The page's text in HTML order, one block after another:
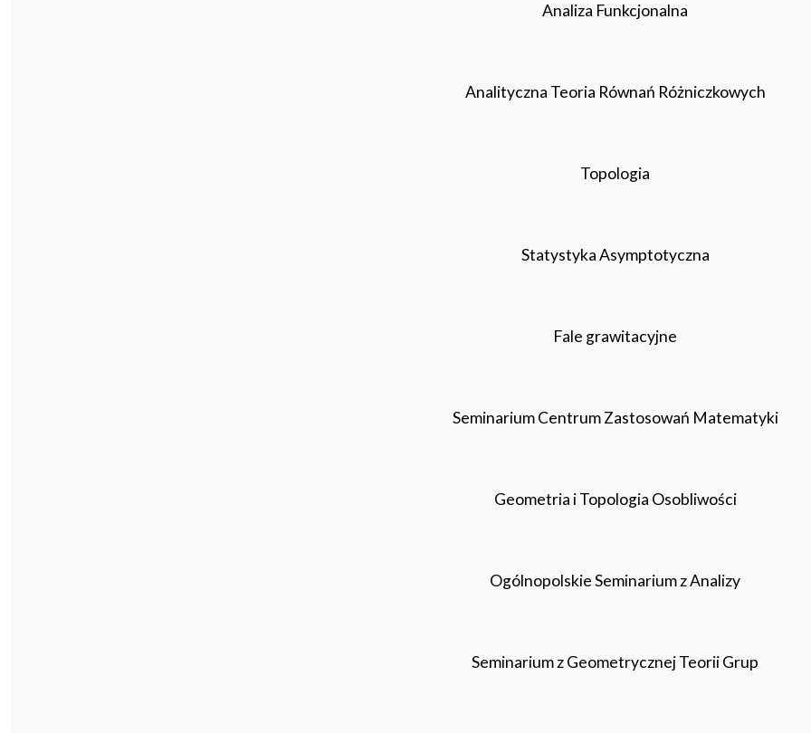
Analiza Funkcjonalna
Analityczna Teoria Równań Różniczkowych
Topologia
Statystyka Asymptotyczna
Fale grawitacyjne
Seminarium Centrum Zastosowań Matematyki
Geometria i Topologia Osobliwości
Ogólnopolskie Seminarium z Analizy
Seminarium z Geometrycznej Teorii Grup